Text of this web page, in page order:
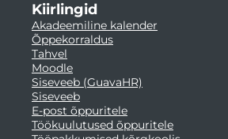
Kiirlingid
Akadeemiline kalender
Õppekorraldus
Tahvel
Moodle
Siseveeb (GuavaHR)
Siseveeb
E-post õppuritele
Töökuulutused õppuritele